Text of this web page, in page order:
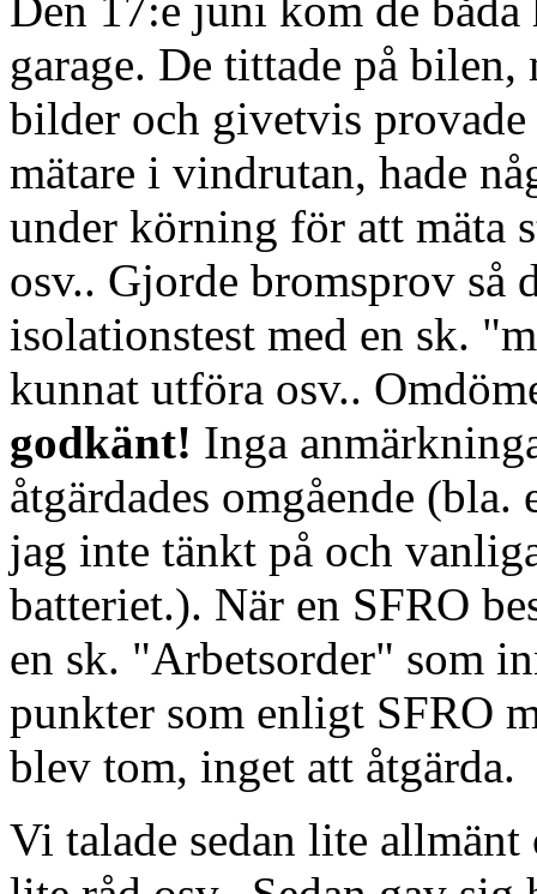
garage. De tittade på
bilder och givetvis
mätare i vindrutan, hade
under körning för att mäta
osv.. Gjorde bromsprov så
isolationstest med en sk.
kunnat utföra osv..
godkänt! Inga
åtgärdades omgående
jag inte tänkt på och
batteriet.). När en SFRO
en sk. "Arbetsorder" som
punkter som enligt SFRO
blev tom, inget att åtgärda.
Vi talade sedan lite